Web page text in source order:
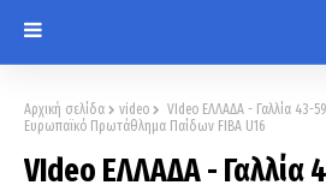
Αρχική σελίδα video
VIdeo ΕΛΛΑΔΑ - Γαλλία 43-
Ευρωπαϊκό Πρωτάθλημα Παίδων FIBA U16
VIdeo ΕΛΛΑΔΑ - Γαλλία